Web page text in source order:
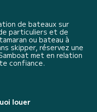
de bateaux sur
particuliers et de
ou bateau à
skipper, réservez une
met en relation
confiance.
louer